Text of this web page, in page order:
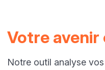
Votre avenir
Notre outil analyse